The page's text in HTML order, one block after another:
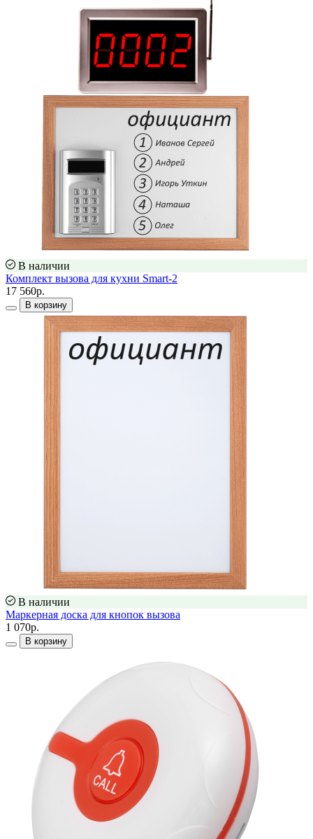
В наличии
Комплект вызова для кухни Smart-2
17 560р.
В корзину
В наличии
Маркерная доска для кнопок вызова
1 070р.
В корзину